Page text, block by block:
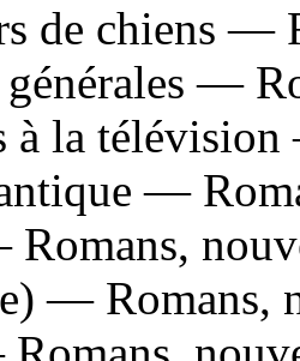
de chiens —
générales —
à la
—
— Romans,